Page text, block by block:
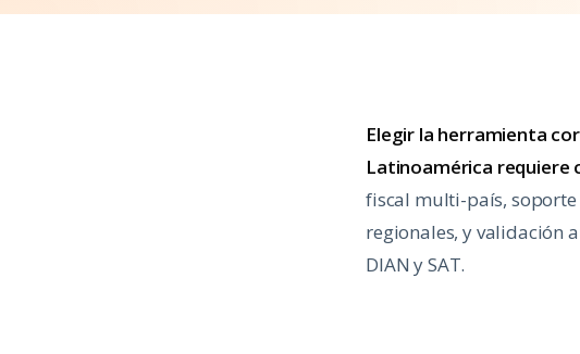
Elegir la herramienta
Latinoamérica requiere
fiscal multi-país, soporte
regionales, y validación
DIAN y SAT.